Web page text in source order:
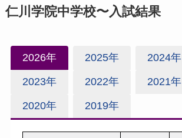
仁川学院中学校〜入試結果
2026年 2025年 2024年
2023年 2022年 2021年
2020年 2019年